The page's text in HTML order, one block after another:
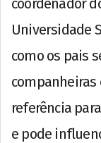
Universidade
como os pais
companheiras
referência
e pode